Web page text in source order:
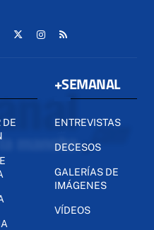
DE
+SEMANAL
ENTREVISTAS
DECESOS
GALERÍAS DE
IMÁGENES
VÍDEOS